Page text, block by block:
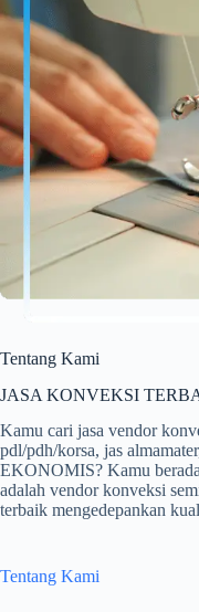
Tentang Kami
JASA KONVEKSI
Kamu cari jasa vendor
pdl/pdh/korsa, jas
EKONOMIS? Kamu
adalah vendor konveksi
terbaik mengedepankan
Tentang Kami